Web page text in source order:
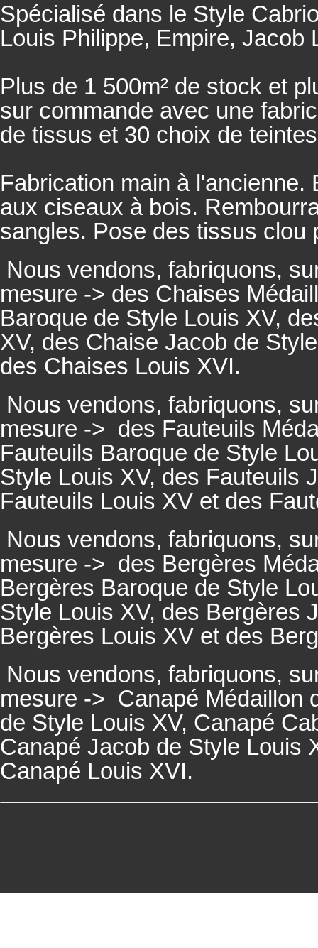
Spécialisé dans le Style
Louis Philippe, Empire, Jacob
Plus de 1 500m² de stock et
sur commande avec une
de tissus et 30 choix de
Fabrication main à
aux ciseaux à bois.
sangles. Pose des tissus clou
Nous vendons, fabriquons,
mesure -> des Chaises
Baroque de Style Louis XV,
XV, des Chaise Jacob de
des Chaises Louis XVI.
Nous vendons, fabriquons,
mesure -> des Fauteuils
Fauteuils Baroque de Style
Style Louis XV, des Fauteuils
Fauteuils Louis XV et des
Nous vendons, fabriquons,
mesure -> des Bergères
Bergères Baroque de Style
Style Louis XV, des Bergères
Bergères Louis XV et des
Nous vendons, fabriquons,
mesure -> Canapé Médaillon
de Style Louis XV, Canapé
Canapé Jacob de Style Louis
Canapé Louis XVI.